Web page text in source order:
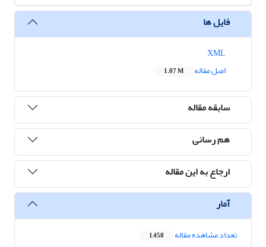
فایل ها
اصل مقاله
1.07 M
سابقه مقاله
هم رسانی
ارجاع به این مقاله
آمار
تعداد مشاهده مقاله 1,458